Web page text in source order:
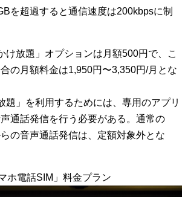
を超過すると通信速度は200kbpsに制
け放題」オプションは月額500円で、こ
の月額料金は1,950円〜3,350円/月とな
」を利用するためには、専用のアプリ
通話発信を行う必要がある。通常の
らの音声通話発信は、定額対象外とな
ホ電話SIM」料金プラン